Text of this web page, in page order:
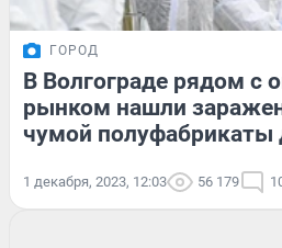
ГОРОД
В Волгограде рядом с
рынком нашли
чумой полуфабрикаты
1 декабря, 2023, 12:03 56 179